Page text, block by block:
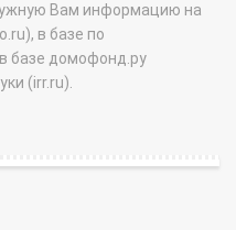
Вам информацию на
в базе по
базе домофонд.ру
(irr.ru).